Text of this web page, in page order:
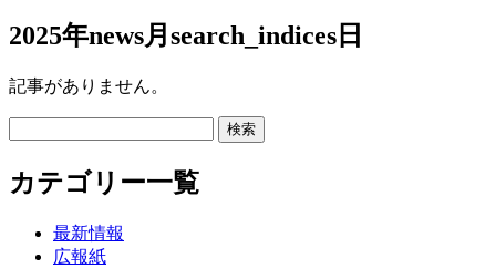
2025年news月search_indices日
記事がありません。
カテゴリー一覧
最新情報
広報紙